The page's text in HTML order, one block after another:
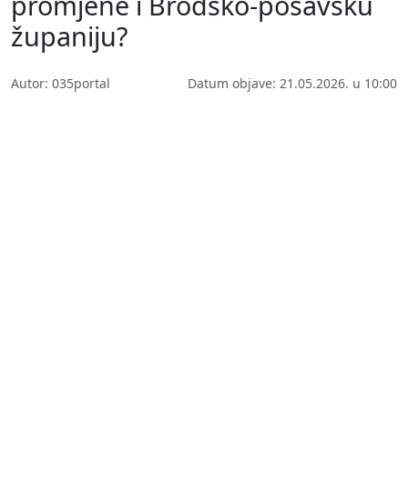
županiju?
Autor: 035portal Datum objave: 21.05.2026. u 10:00